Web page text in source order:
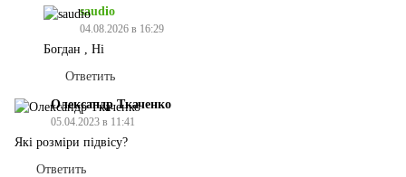
saudio
04.08.2026 в 16:29
Богдан , Ні
Ответить
Олександр Ткаченко
05.04.2023 в 11:41
Які розміри підвісу?
Ответить